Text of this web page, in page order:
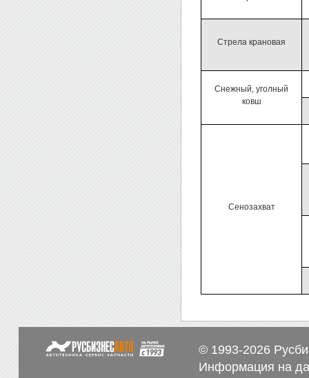
Стрела крановая
Снежный, уголный
ковш
Сено­захват
© 1993-2026
Информация на